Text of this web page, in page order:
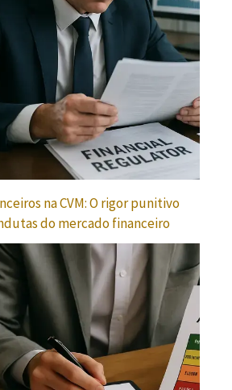
na CVM: O rigor punitivo
do mercado financeiro